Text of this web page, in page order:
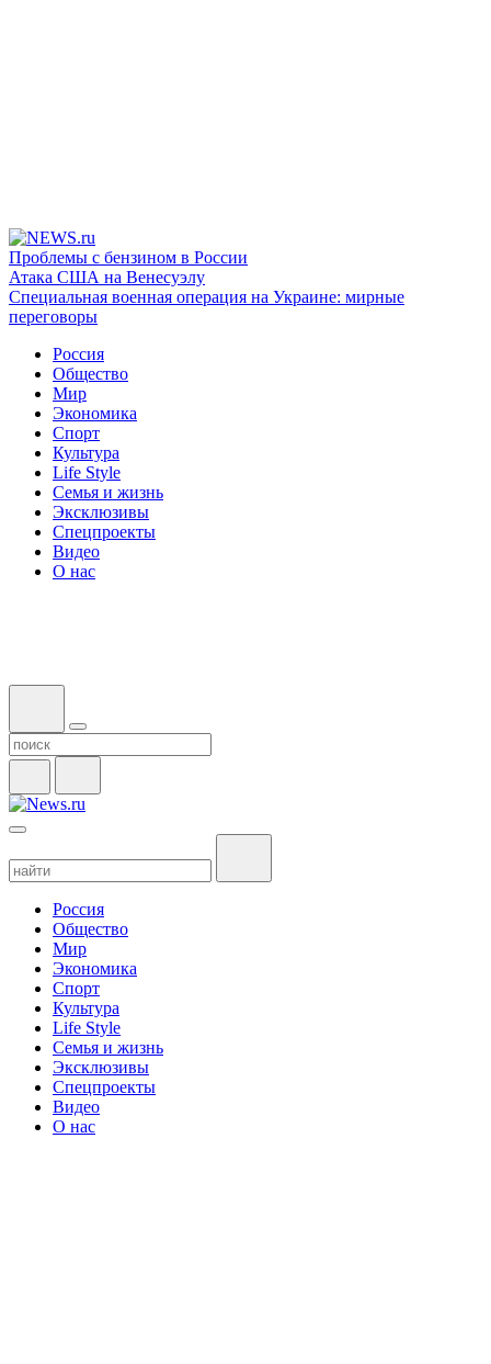
Проблемы с бензином в России
Атака США на Венесуэлу
Специальная военная операция на Украине: мирные
переговоры
Россия
Общество
Мир
Экономика
Спорт
Культура
Life Style
Семья и жизнь
Эксклюзивы
Спецпроекты
Видео
О нас
Россия
Общество
Мир
Экономика
Спорт
Культура
Life Style
Семья и жизнь
Эксклюзивы
Спецпроекты
Видео
О нас